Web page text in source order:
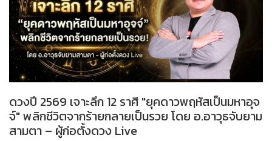
ดวงปี 2569 เจาะลึก 12 ราศี "ยุคดาวพฤหัสเป็นมหาอุจ
จ์" พลิกชีวิตจากร้ายกลายเป็นรวย โดย อ.อาวุธจับยาม
สามตา – ผู้ก่อตั้งดวง Live